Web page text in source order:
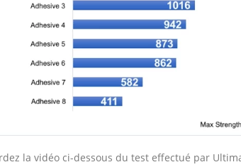
la vidéo ci-dessous du test effectué par